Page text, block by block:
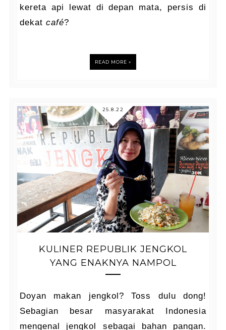
kereta api lewat di depan mata, persis di
dekat café?
READ MORE »
25.8.22
KULINER REPUBLIK JENGKOL
YANG ENAKNYA NAMPOL
Doyan makan jengkol? Toss dulu dong!
Sebagian besar masyarakat Indonesia
mengenal jengkol sebagai bahan pangan.